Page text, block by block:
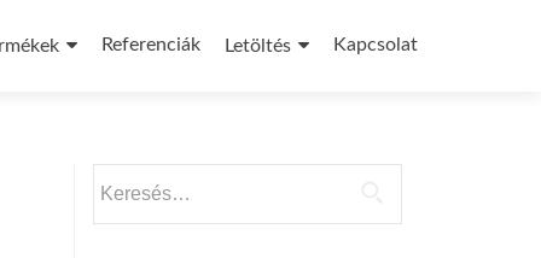
Referenciák Letöltés Kapcsolat